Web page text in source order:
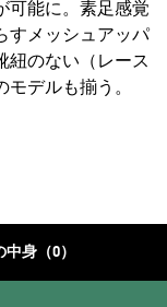
可能に。素足感覚
すメッシュアッパ
紐のない（レース
デルも揃う。
身（0）